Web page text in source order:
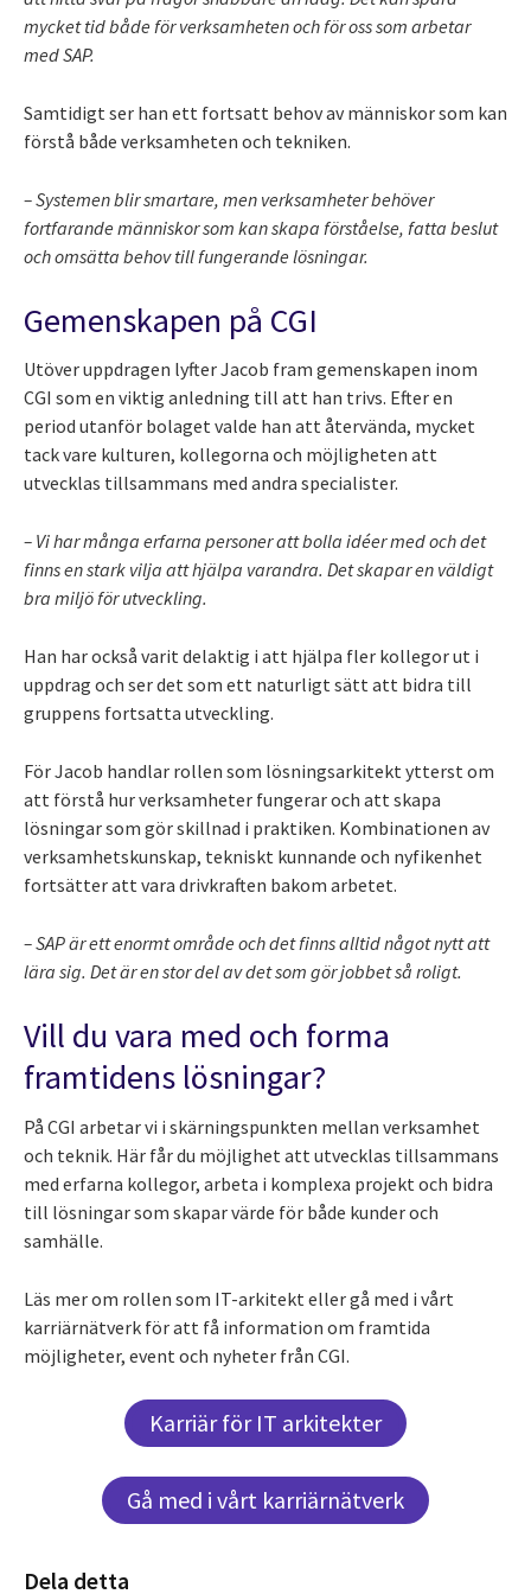
mycket tid både för verksamheten och för oss som arbetar
med SAP.
Samtidigt ser han ett fortsatt behov av människor som kan
förstå både verksamheten och tekniken.
– Systemen blir smartare, men verksamheter behöver
fortfarande människor som kan skapa förståelse, fatta beslut
och omsätta behov till fungerande lösningar.
Gemenskapen på CGI
Utöver uppdragen lyfter Jacob fram gemenskapen inom
CGI som en viktig anledning till att han trivs. Efter en
period utanför bolaget valde han att återvända, mycket
tack vare kulturen, kollegorna och möjligheten att
utvecklas tillsammans med andra specialister.
– Vi har många erfarna personer att bolla idéer med och det
finns en stark vilja att hjälpa varandra. Det skapar en väldigt
bra miljö för utveckling.
Han har också varit delaktig i att hjälpa fler kollegor ut i
uppdrag och ser det som ett naturligt sätt att bidra till
gruppens fortsatta utveckling.
För Jacob handlar rollen som lösningsarkitekt ytterst om
att förstå hur verksamheter fungerar och att skapa
lösningar som gör skillnad i praktiken. Kombinationen av
verksamhetskunskap, tekniskt kunnande och nyfikenhet
fortsätter att vara drivkraften bakom arbetet.
– SAP är ett enormt område och det finns alltid något nytt att
lära sig. Det är en stor del av det som gör jobbet så roligt.
Vill du vara med och forma
framtidens lösningar?
På CGI arbetar vi i skärningspunkten mellan verksamhet
och teknik. Här får du möjlighet att utvecklas tillsammans
med erfarna kollegor, arbeta i komplexa projekt och bidra
till lösningar som skapar värde för både kunder och
samhälle.
Läs mer om rollen som IT-arkitekt eller gå med i vårt
karriärnätverk för att få information om framtida
möjligheter, event och nyheter från CGI.
Karriär för IT arkitekter
Gå med i vårt karriärnätverk
Dela detta